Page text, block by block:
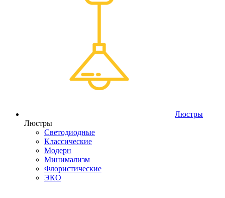
Люстры
Люстры
Светодиодные
Классические
Модерн
Минимализм
Флористические
ЭКО